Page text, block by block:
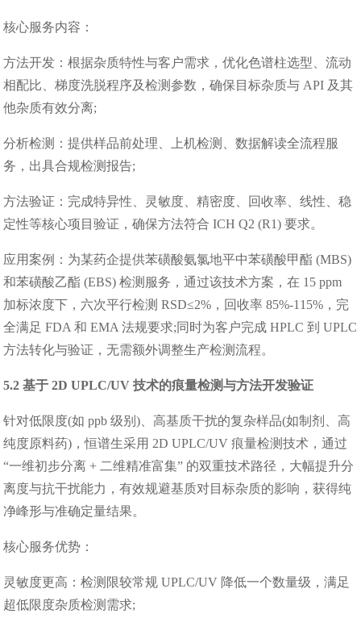
核心服务内容：
方法开发：根据杂质特性与客户需求，优化色谱柱选型、流动
相配比、梯度洗脱程序及检测参数，确保目标杂质与 API 及其
他杂质有效分离;
分析检测：提供样品前处理、上机检测、数据解读全流程服
务，出具合规检测报告;
方法验证：完成特异性、灵敏度、精密度、回收率、线性、稳
定性等核心项目验证，确保方法符合 ICH Q2 (R1) 要求。
应用案例：为某药企提供苯磺酸氨氯地平中苯磺酸甲酯 (MBS)
和苯磺酸乙酯 (EBS) 检测服务，通过该技术方案，在 15 ppm
加标浓度下，六次平行检测 RSD≤2%，回收率 85%-115%，完
全满足 FDA 和 EMA 法规要求;同时为客户完成 HPLC 到 UPLC
方法转化与验证，无需额外调整生产检测流程。
5.2 基于 2D UPLC/UV 技术的痕量检测与方法开发验证
针对低限度(如 ppb 级别)、高基质干扰的复杂样品(如制剂、高
纯度原料药)，恒谱生采用 2D UPLC/UV 痕量检测技术，通过
“一维初步分离 + 二维精准富集” 的双重技术路径，大幅提升分
离度与抗干扰能力，有效规避基质对目标杂质的影响，获得纯
净峰形与准确定量结果。
核心服务优势：
灵敏度更高：检测限较常规 UPLC/UV 降低一个数量级，满足
超低限度杂质检测需求;